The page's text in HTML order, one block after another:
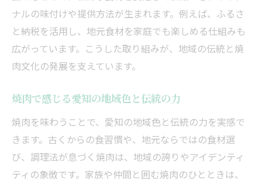
ナルの味付けや提供方法が生まれます。例えば、ふるさ
と納税を活用し、地元食材を家庭でも楽しめる仕組みも
広がっています。こうした取り組みが、地域の伝統と焼
肉文化の発展を支えています。
焼肉で感じる愛知の地域色と伝統の力
焼肉を味わうことで、愛知の地域色と伝統の力を実感で
きます。古くからの食習慣や、地元ならではの食材選
び、調理法が息づく焼肉は、地域の誇りやアイデンティ
ティの象徴です。家族や仲間と囲む焼肉のひとときは、